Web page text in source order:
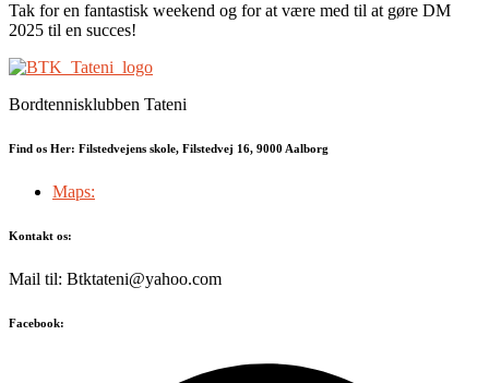
Tak for en fantastisk weekend og for at være med til at gøre DM
2025 til en succes!
Bordtennisklubben Tateni
Find os Her: Filstedvejens skole, Filstedvej 16, 9000 Aalborg
Maps:
Kontakt os:
Mail til: Btktateni@yahoo.com
Facebook: